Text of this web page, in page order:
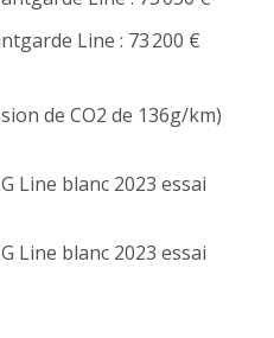
Line : 73 200 €
de CO2 de 136g/km)